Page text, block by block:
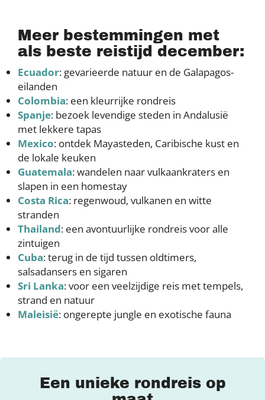
Meer bestemmingen met
als beste reistijd december:
Ecuador: gevarieerde natuur en de Galapagos-
eilanden
Colombia: een kleurrijke rondreis
Spanje: bezoek levendige steden in Andalusië
met lekkere tapas
Mexico: ontdek Mayasteden, Caribische kust en
de lokale keuken
Guatemala: wandelen naar vulkaankraters en
slapen in een homestay
Costa Rica: regenwoud, vulkanen en witte
stranden
Thailand: een avontuurlijke rondreis voor alle
zintuigen
Cuba: terug in de tijd tussen oldtimers,
salsadansers en sigaren
Sri Lanka: voor een veelzijdige reis met tempels,
strand en natuur
Maleisië: ongerepte jungle en exotische fauna
Een unieke rondreis op